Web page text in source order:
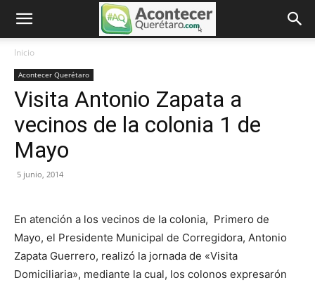
Inicio
Acontecer Querétaro
Visita Antonio Zapata a
vecinos de la colonia 1 de
Mayo
5 junio, 2014
En atención a los vecinos de la colonia, Primero de
Mayo, el Presidente Municipal de Corregidora, Antonio
Zapata Guerrero, realizó la jornada de «Visita
Domiciliaria», mediante la cual, los colonos expresarón